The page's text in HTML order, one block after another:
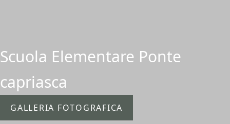
Scuola Elementare Ponte
capriasca
GALLERIA FOTOGRAFICA